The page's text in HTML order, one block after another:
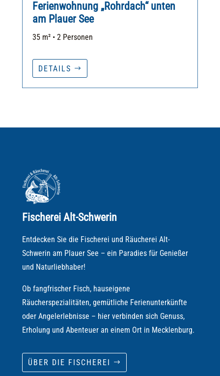
Ferienwohnung „Rohrdach“ unten
am Plauer See
35 m² • 2 Personen
DETAILS
Fischerei Alt-Schwerin
Entdecken Sie die Fischerei und Räucherei Alt-
Schwerin am Plauer See – ein Paradies für Genießer
und Naturliebhaber!
Ob fangfrischer Fisch, hauseigene
Räucherspezialitäten, gemütliche Ferienunterkünfte
oder Angelerlebnisse – hier verbinden sich Genuss,
Erholung und Abenteuer an einem Ort in Mecklenburg.
ÜBER DIE FISCHEREI